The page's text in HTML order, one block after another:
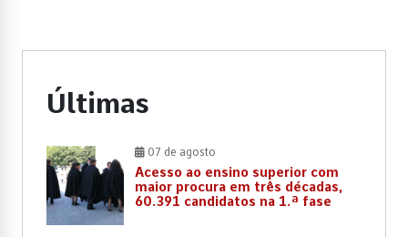
Últimas
07 de agosto
Acesso ao ensino superior com
maior procura em três décadas,
60.391 candidatos na 1.ª fase